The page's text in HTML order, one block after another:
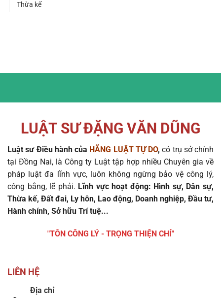
Thừa kế
LUẬT SƯ ĐẶNG VĂN DŨNG
Luật sư Điều hành của HÃNG LUẬT TỰ DO, có trụ sở chính
tại Đồng Nai, là Công ty Luật tập hợp nhiều Chuyên gia về
pháp luật đa lĩnh vực, luôn không ngừng bảo vệ công lý,
công bằng, lẽ phải. Lĩnh vực hoạt động: Hình sự, Dân sự,
Thừa kế, Đất đai, Ly hôn, Lao động, Doanh nghiệp, Đầu tư,
Hành chính, Sở hữu Trí tuệ...
"TÔN CÔNG LÝ - TRỌNG THIỆN CHÍ"
LIÊN HỆ
Địa chỉ